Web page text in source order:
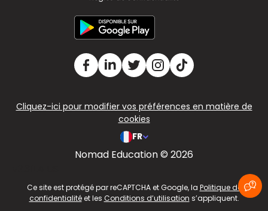
Cliquez-ici pour modifier vos préférences en matière de
cookies
FR
Nomad Education © 2026
Ce site est protégé par reCAPTCHA et Google, la Politique de
confidentialitéet les Conditions d’utilisation s’appliquent.